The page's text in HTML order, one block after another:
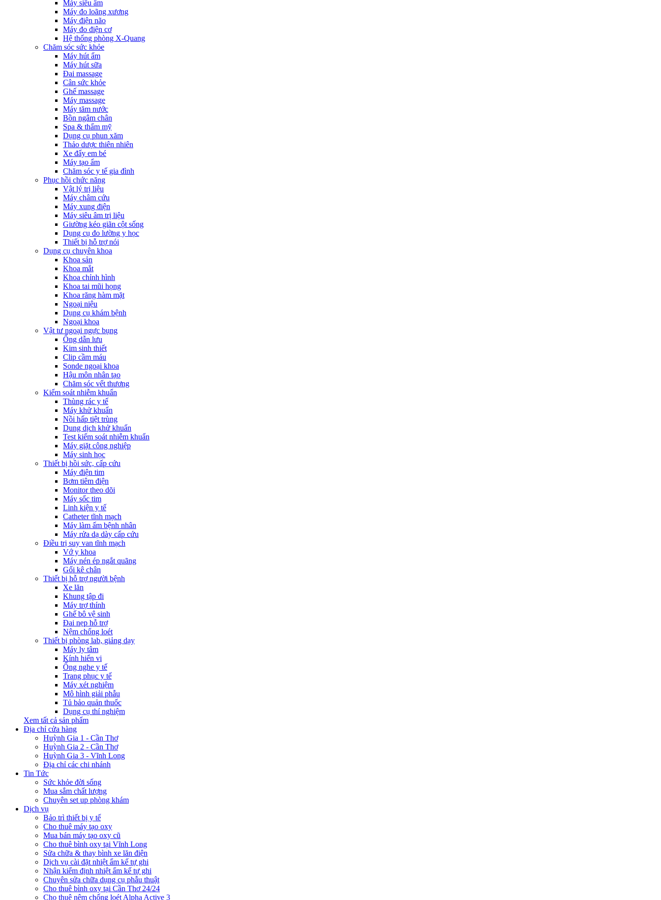
Máy siêu âm
Máy đo loãng xương
Máy điện não
Máy đo điện cơ
Hệ thống phòng X-Quang
Chăm sóc sức khỏe
Máy hút ẩm
Máy hút sữa
Đai massage
Cân sức khỏe
Ghế massage
Máy massage
Máy tăm nước
Bồn ngâm chân
Spa & thẩm mỹ
Dụng cụ phun xăm
Thảo dược thiên nhiên
Xe đẩy em bé
Máy tạo ẩm
Chăm sóc y tế gia đình
Phục hồi chức năng
Vật lý trị liệu
Máy châm cứu
Máy xung điện
Máy siêu âm trị liệu
Giường kéo giãn cột sống
Dụng cụ đo lường y học
Thiết bị hỗ trợ nói
Dụng cụ chuyên khoa
Khoa sản
Khoa mắt
Khoa chỉnh hình
Khoa tai mũi họng
Khoa răng hàm mặt
Ngoại niệu
Dụng cụ khám bệnh
Ngoại khoa
Vật tư ngoại ngực bụng
Ống dẫn lưu
Kim sinh thiết
Clip cầm máu
Sonde ngoại khoa
Hậu môn nhân tạo
Chăm sóc vết thương
Kiểm soát nhiễm khuẩn
Thùng rác y tế
Máy khử khuẩn
Nồi hấp tiệt trùng
Dung dịch khử khuẩn
Test kiểm soát nhiễm khuẩn
Máy giặt công nghiệp
Máy sinh học
Thiết bị hồi sức, cấp cứu
Máy điện tim
Bơm tiêm điện
Monitor theo dõi
Máy sốc tim
Linh kiện y tế
Catheter tĩnh mạch
Máy làm ấm bệnh nhân
Máy rửa dạ dày cấp cứu
Điều trị suy van tĩnh mạch
Vớ y khoa
Máy nén ép ngắt quãng
Gối kê chân
Thiết bị hỗ trợ người bệnh
Xe lăn
Khung tập đi
Máy trợ thính
Ghế bô vệ sinh
Đai nẹp hỗ trợ
Nệm chống loét
Thiết bị phòng lab, giảng dạy
Máy ly tâm
Kính hiển vi
Ống nghe y tế
Trang phục y tế
Máy xét nghiệm
Mô hình giải phẫu
Tủ bảo quản thuốc
Dụng cụ thí nghiệm
Xem tất cả sản phẩm
Địa chỉ cửa hàng
Huỳnh Gia 1 - Cần Thơ
Huỳnh Gia 2 - Cần Thơ
Huỳnh Gia 3 - Vĩnh Long
Địa chỉ các chi nhánh
Tin Tức
Sức khỏe đời sống
Mua sắm chất lượng
Chuyên set up phòng khám
Dịch vụ
Bảo trì thiết bị y tế
Cho thuê máy tạo oxy
Mua bán máy tạo oxy cũ
Cho thuê bình oxy tại Vĩnh Long
Sửa chữa & thay bình xe lăn điện
Dịch vụ cài đặt nhiệt ẩm kế tự ghi
Nhận kiểm định nhiệt ẩm kế tự ghi
Chuyên sửa chữa dụng cụ phẫu thuật
Cho thuê bình oxy tại Cần Thơ 24/24
Cho thuê nệm chống loét Alpha Active 3